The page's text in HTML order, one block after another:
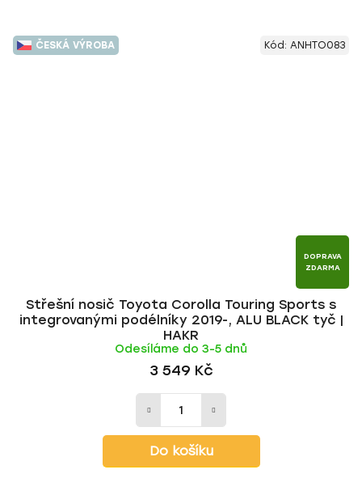
ČESKÁ VÝROBA
DOPRAVA
ZDARMA
Střešní nosič Toyota Corolla Touring Sports s
integrovanými podélníky 2019-, ALU BLACK tyč |
HAKR
Odesíláme do 3-5 dnů
3 549 Kč
Do košíku
Kód: ANHTO083